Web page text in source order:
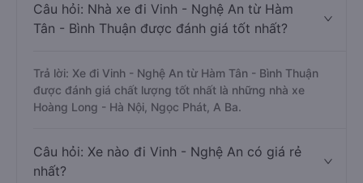
Câu hỏi: Nhà xe đi Vinh - Nghệ An từ Hàm
Tân - Bình Thuận được đánh giá tốt nhất?
Trả lời: Xe đi Vinh - Nghệ An từ Hàm Tân - Bình Thuận
được đánh giá chất lượng tốt nhất là những nhà xe
Hoàng Long - Hà Nội, Ngọc Phát, A Ba.
Câu hỏi: Xe nào đi Vinh - Nghệ An có giá rẻ
nhất?